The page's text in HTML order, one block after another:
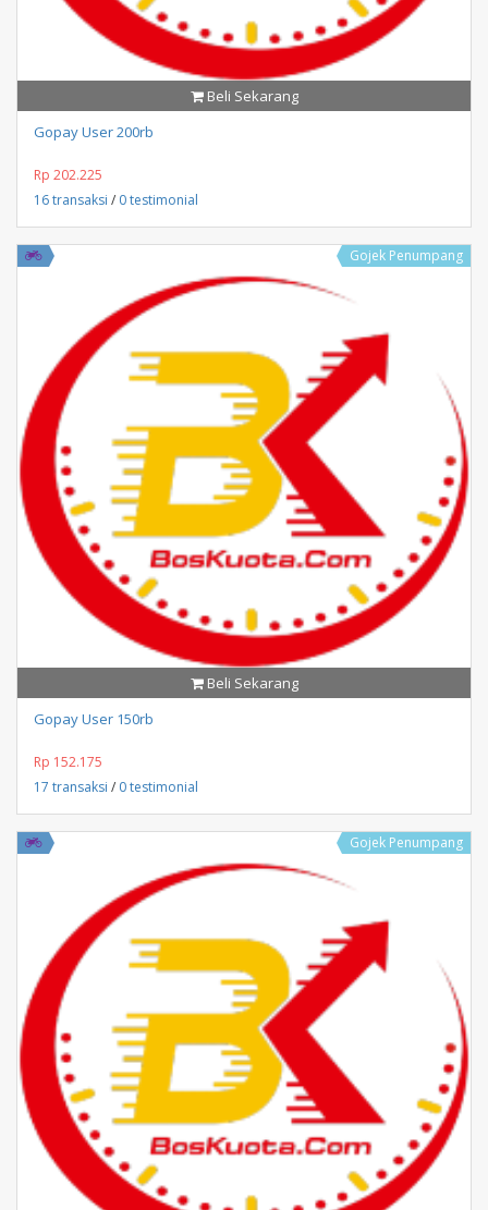
Beli Sekarang
Gopay User 200rb
Rp 202.225
16 transaksi / 0 testimonial
Gojek Penumpang
Beli Sekarang
Gopay User 150rb
Rp 152.175
17 transaksi / 0 testimonial
Gojek Penumpang